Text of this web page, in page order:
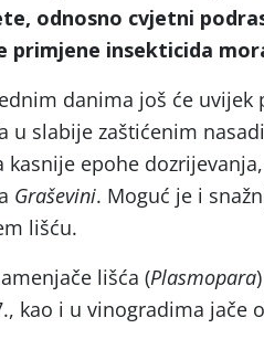
odnosno cvjetni
primjene insekticida
danima još će uvijek
u slabije zaštićenim
epohe
Graševini. Moguć je i
lišću.
lišća (Plasmopara
kao i u vinogradima jače